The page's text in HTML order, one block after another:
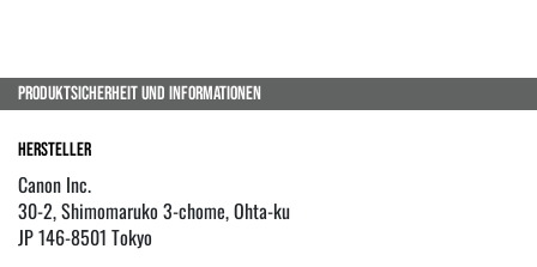
PRODUKTSICHERHEIT UND INFORMATIONEN
Hersteller
Canon Inc.
30-2, Shimomaruko 3-chome, Ohta-ku
JP 146-8501 Tokyo